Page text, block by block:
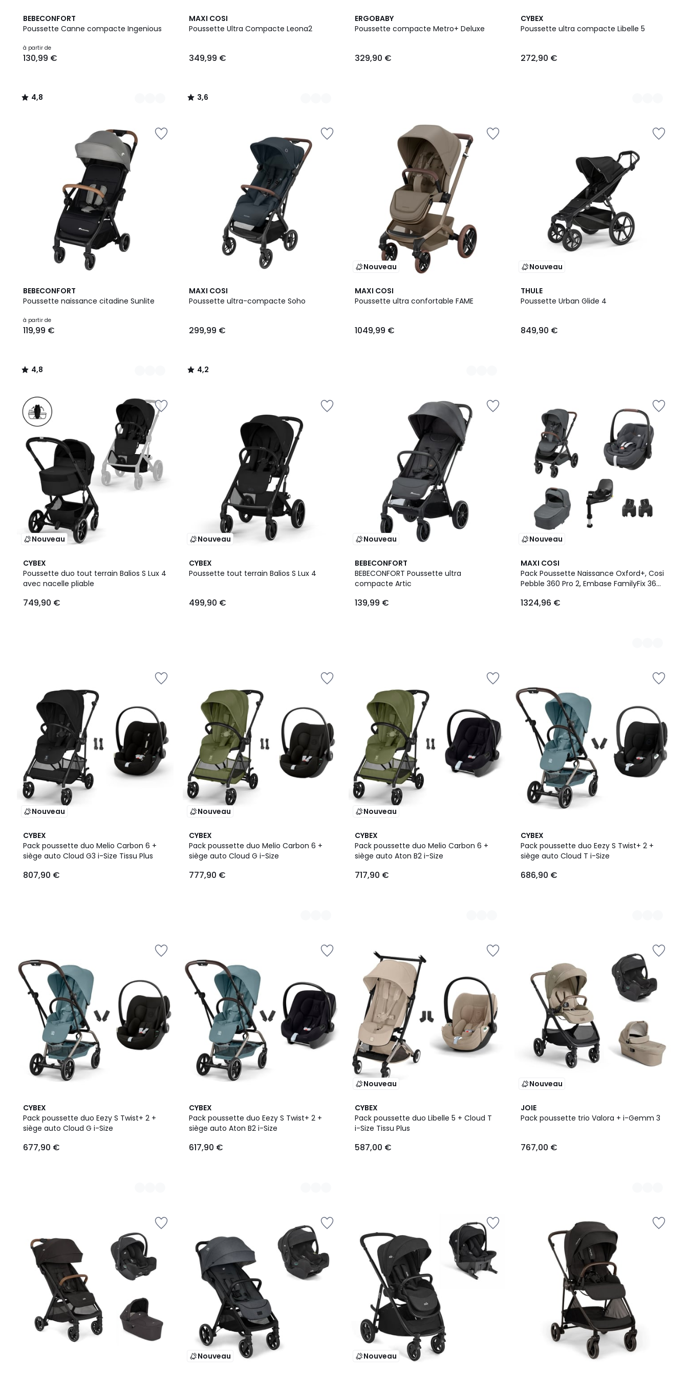
BEBECONFORT
Poussette Canne compacte Ingenious
Prix
à
€.
à partir de
130,99 €
4,8
/ 5
2
Couleurs
4,8
/
MAXI COSI
Poussette Ultra Compacte Leona2
349,99 €
3,6
/ 5
4
Couleurs
3,6
/
ERGOBABY
Poussette compacte Metro+ Deluxe
329,90 €
CYBEX
Poussette ultra compacte Libelle 5
272,90 €
2
Couleurs
BEBECONFORT
Poussette naissance citadine Sunlite
à partir de
119,99 €
4,8
/ 5
2
Couleurs
4,8
/
MAXI COSI
Poussette ultra-compacte Soho
299,99 €
4,2
/ 5
4,2
/
Nouveau
MAXI COSI
Poussette ultra confortable FAME
1049,99 €
4
Couleurs
Nouveau
THULE
Poussette Urban Glide 4
849,90 €
Nouveau
CYBEX
Poussette duo tout terrain Balios S Lux 4
avec nacelle pliable
749,90 €
Nouveau
CYBEX
Poussette tout terrain Balios S Lux 4
499,90 €
Nouveau
BEBECONFORT
BEBECONFORT Poussette ultra
compacte Artic
139,99 €
Nouveau
MAXI COSI
Pack Poussette Naissance Oxford+, Cosi
Pebble 360 Pro 2, Embase FamilyFix 360
1324,96 €
3
Couleurs
Nouveau
CYBEX
Pack poussette duo Melio Carbon 6 +
siège auto Cloud G3 i-Size Tissu Plus
807,90 €
Nouveau
CYBEX
Pack poussette duo Melio Carbon 6 +
siège auto Cloud G i-Size
777,90 €
2
Couleurs
Nouveau
CYBEX
Pack poussette duo Melio Carbon 6 +
siège auto Aton B2 i-Size
717,90 €
2
Couleurs
CYBEX
Pack poussette duo Eezy S Twist+ 2 +
siège auto Cloud T i-Size
686,90 €
2
Couleurs
CYBEX
Pack poussette duo Eezy S Twist+ 2 +
siège auto Cloud G i-Size
677,90 €
2
Couleurs
CYBEX
Pack poussette duo Eezy S Twist+ 2 +
siège auto Aton B2 i-Size
617,90 €
2
Couleurs
Nouveau
CYBEX
Pack poussette duo Libelle 5 + Cloud T
i-Size Tissu Plus
587,00 €
Nouveau
JOIE
Pack poussette trio Valora + i-Gemm 3
767,00 €
2
Couleurs
Nouveau Nouveau